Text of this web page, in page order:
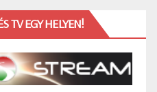
TV EGY HELYEN!